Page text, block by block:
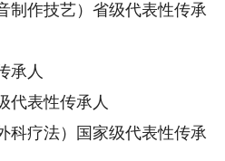
制作技艺）省级代表性传承
承人
代表性传承人
科疗法）国家级代表性传承